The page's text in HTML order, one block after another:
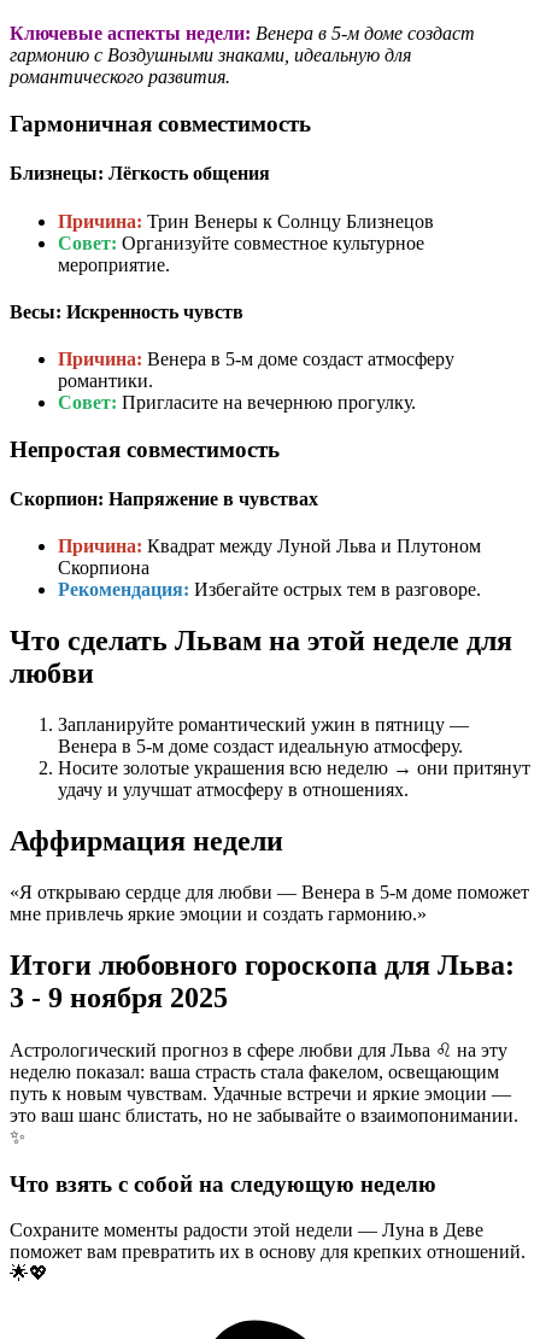
Ключевые аспекты недели: Венера в 5-м доме создаст
гармонию с Воздушными знаками, идеальную для
романтического развития.
Гармоничная совместимость
Близнецы: Лёгкость общения
Причина: Трин Венеры к Солнцу Близнецов
Совет: Организуйте совместное культурное
мероприятие.
Весы: Искренность чувств
Причина: Венера в 5-м доме создаст атмосферу
романтики.
Совет: Пригласите на вечернюю прогулку.
Непростая совместимость
Скорпион: Напряжение в чувствах
Причина: Квадрат между Луной Льва и Плутоном
Скорпиона
Рекомендация: Избегайте острых тем в разговоре.
Что сделать Львам на этой неделе для
любви
Запланируйте романтический ужин в пятницу —
Венера в 5-м доме создаст идеальную атмосферу.
Носите золотые украшения всю неделю → они притянут
удачу и улучшат атмосферу в отношениях.
Аффирмация недели
«Я открываю сердце для любви — Венера в 5-м доме поможет
мне привлечь яркие эмоции и создать гармонию.»
Итоги любовного гороскопа для Льва:
3 - 9 ноября 2025
Астрологический прогноз в сфере любви для Льва ♌ на эту
неделю показал: ваша страсть стала факелом, освещающим
путь к новым чувствам. Удачные встречи и яркие эмоции —
это ваш шанс блистать, но не забывайте о взаимопонимании.
✨
Что взять с собой на следующую неделю
Сохраните моменты радости этой недели — Луна в Деве
поможет вам превратить их в основу для крепких отношений.
🌟💖